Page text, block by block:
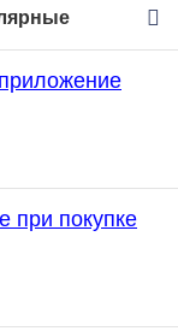
при покупке